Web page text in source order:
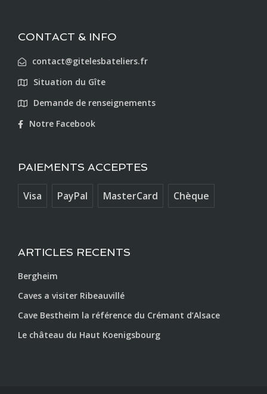
CONTACT & INFO
contact@gitelesbateliers.fr
Situation du Gîte
Demande de renseignements
Notre Facebook
PAIEMENTS ACCEPTES
Visa PayPal MasterCard Chèque
ARTICLES RECENTS
Bergheim
Caves a visiter Ribeauvillé
Cave Bestheim la référence du Crémant d’Alsace
Le château du Haut Koenigsbourg